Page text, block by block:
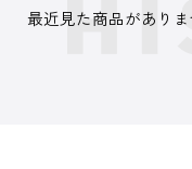
最近見た商品がありま